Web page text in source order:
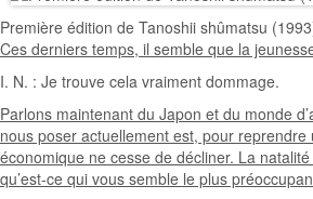
Première édition de Tanoshii shûmatsu
Ces derniers temps, il semble que la
I. N. : Je trouve cela vraiment dommage.
Parlons maintenant du Japon et du monde
nous poser actuellement est, pour
économique ne cesse de décliner. La
qu’est-ce qui vous semble le plus